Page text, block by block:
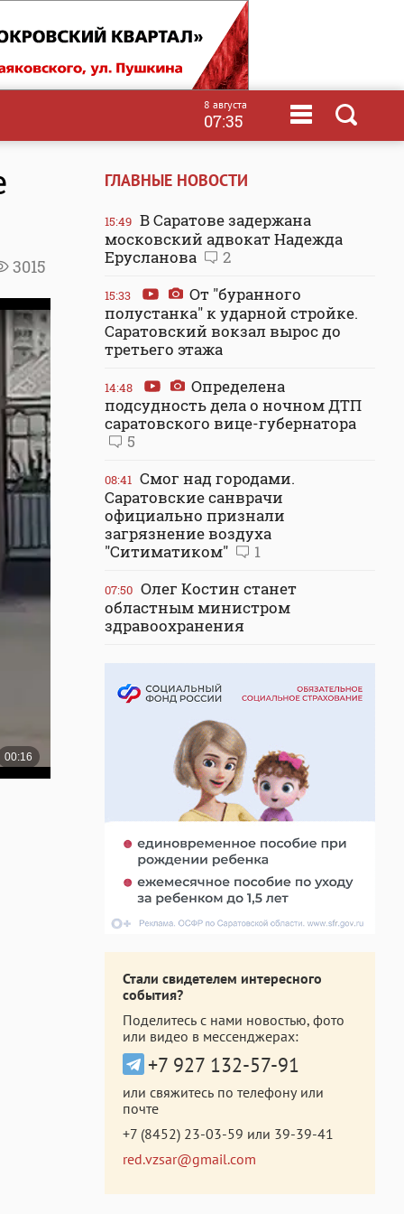
8 августа
07:35
3015
ГЛАВНЫЕ НОВОСТИ
15:49 В Саратове задержана
московский адвокат Надежда
Ерусланова
2
15:33
От "буранного
полустанка" к ударной стройке.
Саратовский вокзал вырос до
третьего этажа
14:48
Определена
подсудность дела о ночном ДТП
саратовского вице-губернатора
5
08:41 Смог над городами.
Саратовские санврачи
официально признали
загрязнение воздуха
"Ситиматиком"
1
07:50 Олег Костин станет
областным министром
здравоохранения
Стали свидетелем интересного
события?
Поделитесь с нами новостью, фото
или видео в мессенджерах:
+7 927 132-57-91
или свяжитесь по телефону или
почте
+7 (8452) 23-03-59 или 39-39-41
red.vzsar@gmail.com